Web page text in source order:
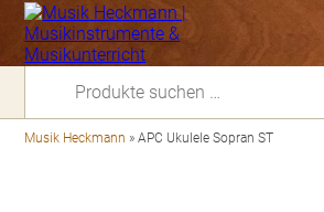
Musik Heckmann »APC Ukulele Sopran ST